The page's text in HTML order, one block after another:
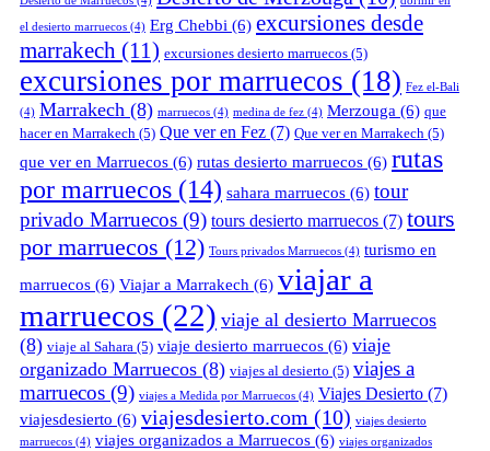
el desierto marruecos (4) Erg Chebbi (6) excursiones desde
marrakech (11) excursiones desierto marruecos (5)
excursiones por marruecos (18) Fez el-Bali
(4) Marrakech (8) marruecos (4) medina de fez (4) Merzouga (6) que
hacer en Marrakech (5) Que ver en Fez (7) Que ver en Marrakech (5)
que ver en Marruecos (6) rutas desierto marruecos (6) rutas
por marruecos (14) sahara marruecos (6) tour
privado Marruecos (9) tours desierto marruecos (7) tours
por marruecos (12) Tours privados Marruecos (4) turismo en
marruecos (6) Viajar a Marrakech (6) viajar a
marruecos (22) viaje al desierto Marruecos
(8) viaje al Sahara (5) viaje desierto marruecos (6) viaje
organizado Marruecos (8) viajes al desierto (5) viajes a
marruecos (9) viajes a Medida por Marruecos (4) Viajes Desierto (7)
viajesdesierto (6) viajesdesierto.com (10) viajes desierto
marruecos (4) viajes organizados a Marruecos (6) viajes organizados